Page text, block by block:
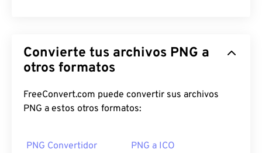
Convierte tus archivos PNG a
otros formatos
FreeConvert.com puede convertir sus archivos
PNG a estos otros formatos:
PNG Convertidor PNG a ICO